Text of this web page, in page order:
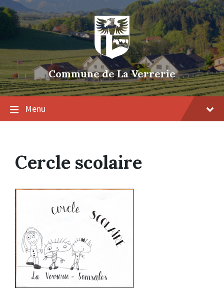
Skip
to
content
Skip
to
main
navigation
Skip
to
footer
Commune de La Verrerie
Menu
Cercle scolaire